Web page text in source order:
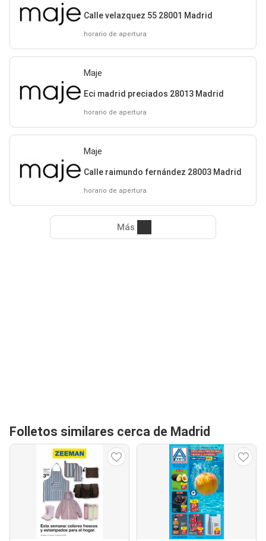
Calle velazquez 55 28001 Madrid
horario de apertura
Maje
Eci madrid preciados 28013 Madrid
horario de apertura
Maje
Calle raimundo fernández 28003 Madrid
horario de apertura
Más
Folletos similares cerca de Madrid